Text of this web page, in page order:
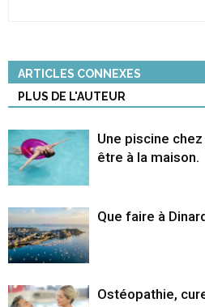
ARTICLES CONNEXES
PLUS DE L'AUTEUR
Une piscine
être à la maison.
Que faire à
Ostéopathie,